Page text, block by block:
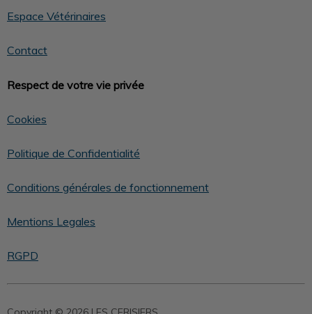
Espace Vétérinaires
Contact
Respect de votre vie privée
Cookies
Politique de Confidentialité
Conditions générales de fonctionnement
Mentions Legales
RGPD